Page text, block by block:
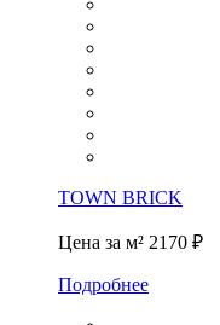
TOWN BRICK
Цена за м² 2170 ₽
Подробнее